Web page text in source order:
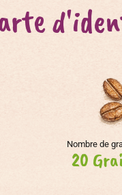
Nombre de
20